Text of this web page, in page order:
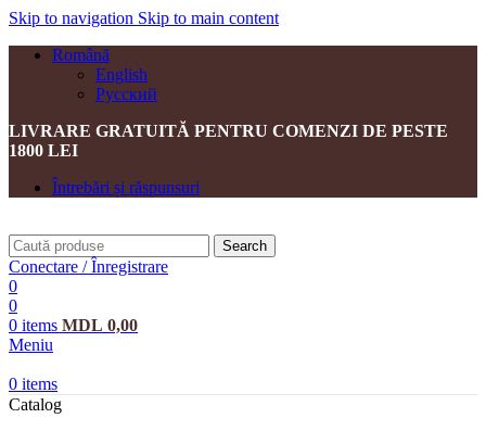
Skip to navigation Skip to main content
Română
English
Русский
LIVRARE GRATUITĂ PENTRU COMENZI DE PESTE
1800 LEI
Întrebări și răspunsuri
Search
Conectare / Înregistrare
0
0
0 items MDL 0,00
Meniu
0 items
Catalog